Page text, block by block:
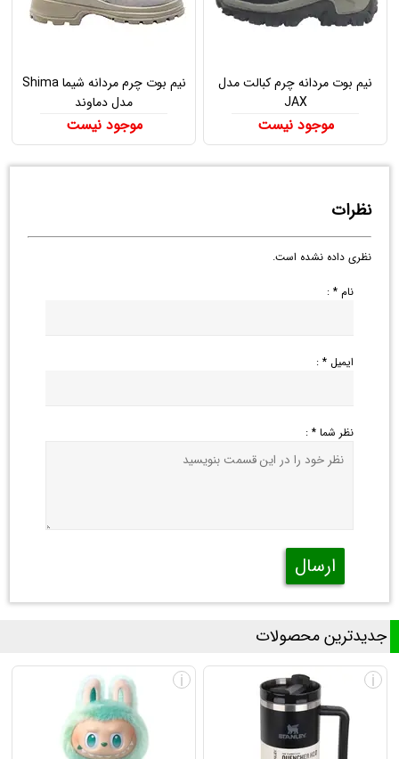
نیم بوت مردانه چرم کبالت مدل
JAX
موجود نیست
نیم بوت چرم مردانه شیما Shima
مدل دماوند
موجود نیست
نظرات
نظری داده نشده است.
نام * :
ایمیل * :
نظر شما * :
ارسال
جدیدترین محصولات
i
i